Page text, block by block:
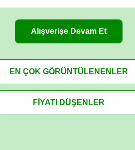
Alışverişe Devam Et
EN ÇOK GÖRÜNTÜLENENLER
FİYATI DÜŞENLER